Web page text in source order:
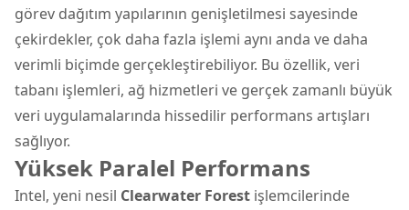
görev dağıtım yapılarının genişletilmesi sayesinde
çekirdekler, çok daha fazla işlemi aynı anda ve daha
verimli biçimde gerçekleştirebiliyor. Bu özellik, veri
tabanı işlemleri, ağ hizmetleri ve gerçek zamanlı büyük
veri uygulamalarında hissedilir performans artışları
sağlıyor.
Yüksek Paralel Performans
Intel, yeni nesil Clearwater Forest işlemcilerinde